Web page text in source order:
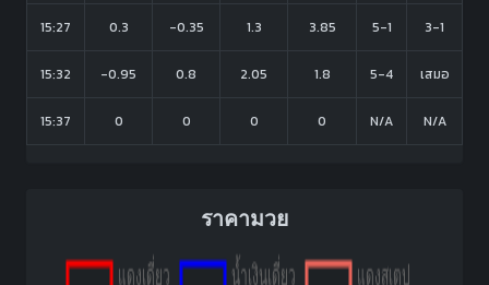
15:27 0.3 -0.35 1.3 3.85 5-1 3-1
15:32 -0.95 0.8 2.05 1.8 5-4 เสมอ
15:37 0 0 0 0 N/A N/A
ราคามวย